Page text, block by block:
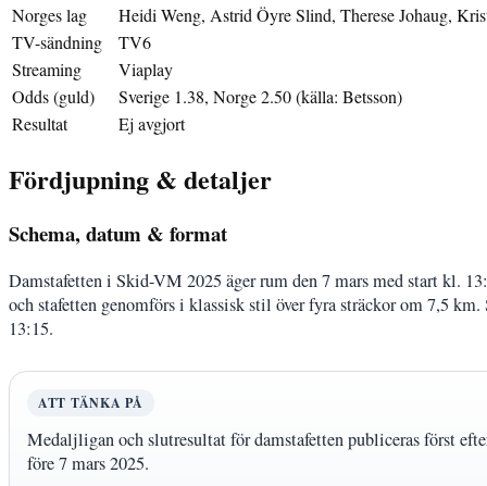
Norges lag
Heidi Weng, Astrid Öyre Slind, Therese Johaug,
TV-sändning
TV6
Streaming
Viaplay
Odds (guld)
Sverige 1.38, Norge 2.50 (källa: Betsson)
Resultat
Ej avgjort
Fördjupning & detaljer
Schema, datum & format
Damstafetten i Skid-VM 2025 äger rum den 7 mars med start kl.
och stafetten genomförs i klassisk stil över fyra sträckor om 7,5
13:15.
ATT TÄNKA PÅ
Medaljligan och slutresultat för damstafetten publiceras först
före 7 mars 2025.